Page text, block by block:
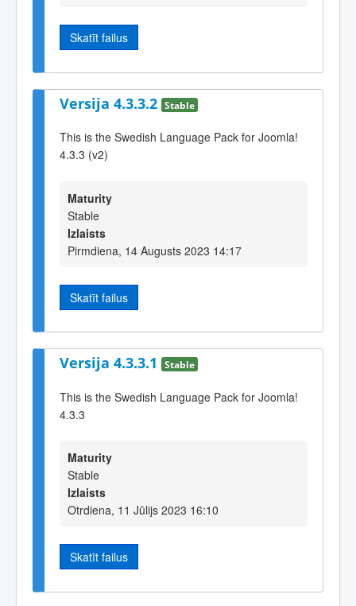
Skatīt failus
Versija 4.3.3.2 Stable
This is the Swedish Language Pack for Joomla!
4.3.3 (v2)
Maturity
Stable
Izlaists
Pirmdiena, 14 Augusts 2023 14:17
Skatīt failus
Versija 4.3.3.1 Stable
This is the Swedish Language Pack for Joomla!
4.3.3
Maturity
Stable
Izlaists
Otrdiena, 11 Jūlijs 2023 16:10
Skatīt failus